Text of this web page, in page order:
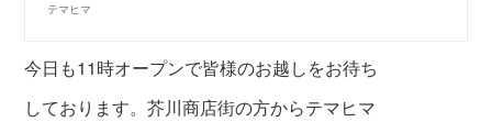
テマヒマ
今日も11時オープンで皆様のお越しをお待ち
しております。芥川商店街の方からテマヒマ